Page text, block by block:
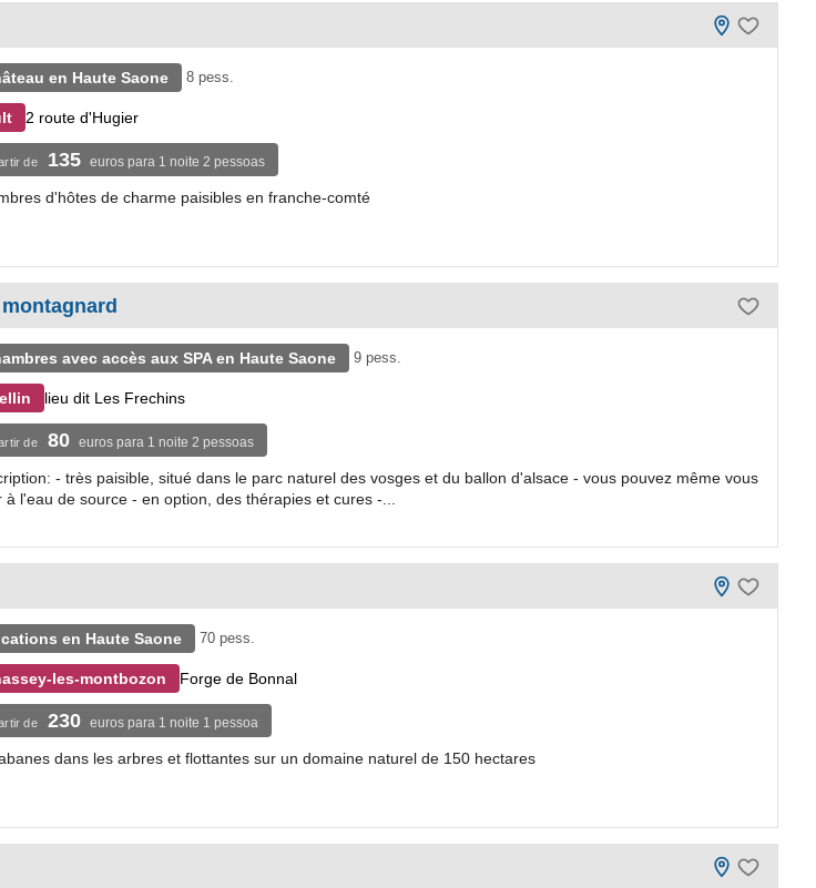
en Haute Saone 8 pess.
2 route d'Hugier
de 135 euros para 1 noite 2 pessoas
d'hôtes de charme paisibles en franche-comté
avec accès aux SPA en Haute Saone 9 pess.
lieu dit Les Frechins
de 80 euros para 1 noite 2 pessoas
- très paisible, situé dans le parc naturel des vosges et du ballon d'alsace - vous pouvez même vous
à l'eau de source - en option, des thérapies et cures -...
en Haute Saone 70 pess.
les-montbozon Forge de Bonnal
de 230 euros para 1 noite 1 pessoa
dans les arbres et flottantes sur un domaine naturel de 150 hectares